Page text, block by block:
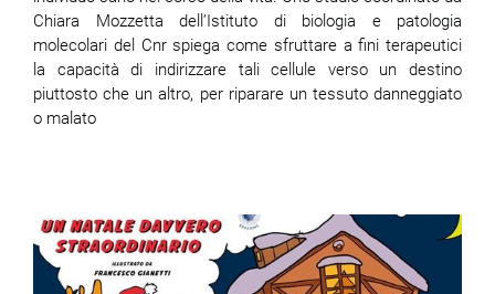
Chiara Mozzetta dell’Istituto di biologia e patologia
molecolari del Cnr spiega come sfruttare a fini terapeutici
la capacità di indirizzare tali cellule verso un destino
piuttosto che un altro, per riparare un tessuto danneggiato
o malato